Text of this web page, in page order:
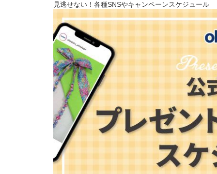
見逃せない！各種SNSやキャンペーンスケジュール